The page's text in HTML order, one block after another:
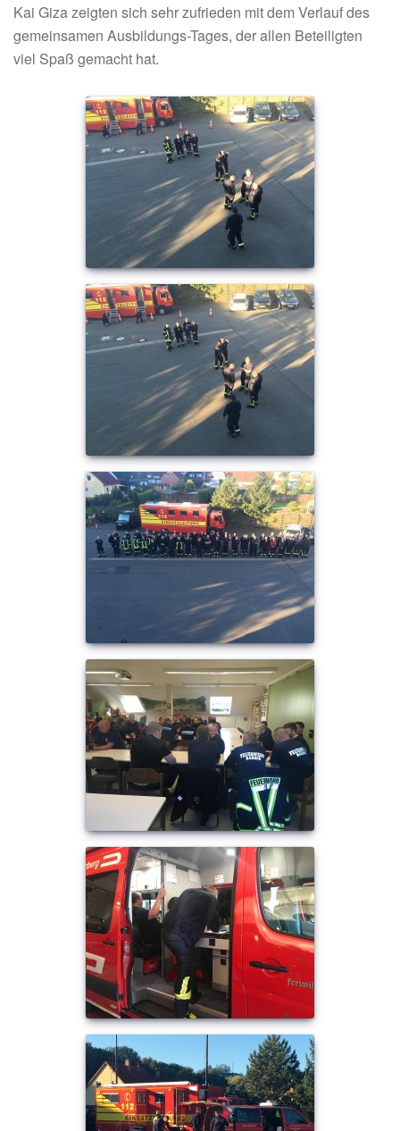
Kai Giza zeigten sich sehr zufrieden mit dem Verlauf des
gemeinsamen Ausbildungs-Tages, der allen Beteiligten
viel Spaß gemacht hat.